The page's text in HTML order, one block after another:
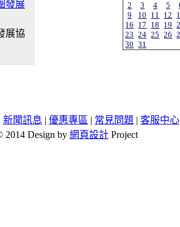
展協
2 3 4 5
9
10 11 12
16 17 18 19
23 24 25 26
30 31
新聞訊息 | 優惠專區 | 常見問題 | 客服中心
2014 Design by 網頁設計 Project